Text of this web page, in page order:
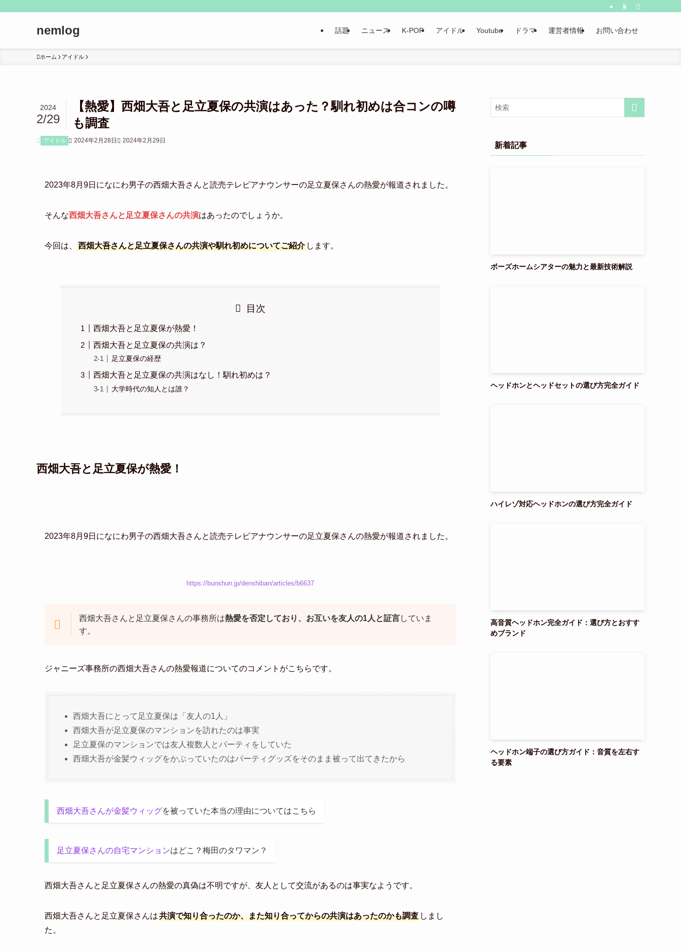
nemlog 話題 ニュース K-POP アイドル Youtube ドラマ 運営者情報 お問い合わせ
ホーム アイドル
【熱愛】西畑大吾と足立夏保の共演はあった？馴れ初めは合コンの噂
も調査
2024
2/29
アイドル 2024年2月28日 2024年2月29日
2023年8月9日になにわ男子の西畑大吾さんと読売テレビアナウンサーの足立夏保さんの熱愛が報道されました。
そんな西畑大吾さんと足立夏保さんの共演はあったのでしょうか。
今回は、 西畑大吾さんと足立夏保さんの共演や馴れ初めについてご紹介 します。
目次
西畑大吾と足立夏保が熱愛！
西畑大吾と足立夏保の共演は？
足立夏保の経歴
西畑大吾と足立夏保の共演はなし！馴れ初めは？
大学時代の知人とは誰？
西畑大吾と足立夏保が熱愛！
2023年8月9日になにわ男子の西畑大吾さんと読売テレビアナウンサーの足立夏保さんの熱愛が報道されました。
https://bunshun.jp/denshiban/articles/b6637
西畑大吾さんと足立夏保さんの事務所は熱愛を否定しており、お互いを友人の1人と証言していま
す。
ジャニーズ事務所の西畑大吾さんの熱愛報道についてのコメントがこちらです。
西畑大吾にとって足立夏保は「友人の1人」
西畑大吾が足立夏保のマンションを訪れたのは事実
足立夏保のマンションでは友人複数人とパーティをしていた
西畑大吾が金髪ウィッグをかぶっていたのはパーティグッズをそのまま被って出てきたから
西畑大吾さんが金髪ウィッグを被っていた本当の理由についてはこちら
足立夏保さんの自宅マンションはどこ？梅田のタワマン？
西畑大吾さんと足立夏保さんの熱愛の真偽は不明ですが、友人として交流があるのは事実なようです。
西畑大吾さんと足立夏保さんは共演で知り合ったのか、また知り合ってからの共演はあったのかも調査 しまし
た。
新着記事
ボーズホームシアターの魅力と最新技術解説
ヘッドホンとヘッドセットの選び方完全ガイド
ハイレゾ対応ヘッドホンの選び方完全ガイド
高音質ヘッドホン完全ガイド：選び方とおすす
めブランド
ヘッドホン端子の選び方ガイド：音質を左右す
る要素